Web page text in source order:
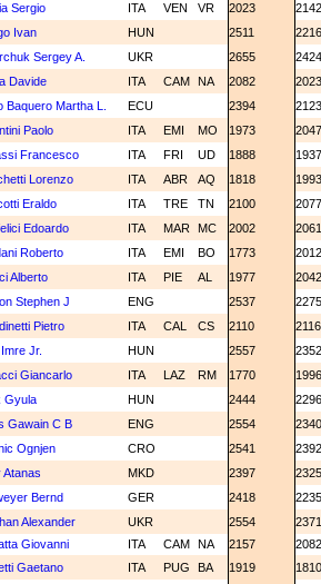
Sergio ITA VEN VR 2023
Ivan HUN 2511
Sergey A. UKR 2655
Davide ITA CAM NA 2082
Baquero Martha L. ECU 2394
Paolo ITA EMI MO 1973
Francesco ITA FRI UD 1888
Lorenzo ITA ABR AQ 1818
Eraldo ITA TRE TN 2100
Edoardo ITA MAR MC 2002
Roberto ITA EMI BO 1773
Alberto ITA PIE AL 1977
Stephen J ENG 2537
Pietro ITA CAL CS 2110
Jr. HUN 2557
Giancarlo ITA LAZ RM 1770
Gyula HUN 2444
Gawain C B ENG 2554
Ognjen CRO 2541
Atanas MKD 2397
Bernd GER 2418
Alexander UKR 2554
Giovanni ITA CAM NA 2157
Gaetano ITA PUG BA 1919